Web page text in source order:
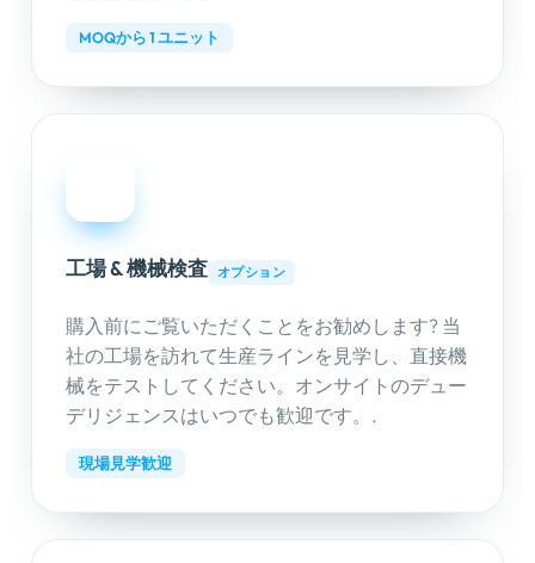
MOQから 1 ユニット
工場 & 機械検査 オプション
購入前にご覧いただくことをお勧めします? 当
社の工場を訪れて生産ラインを見学し、直接機
械をテストしてください。オンサイトのデュー
デリジェンスはいつでも歓迎です。.
現場見学歓迎